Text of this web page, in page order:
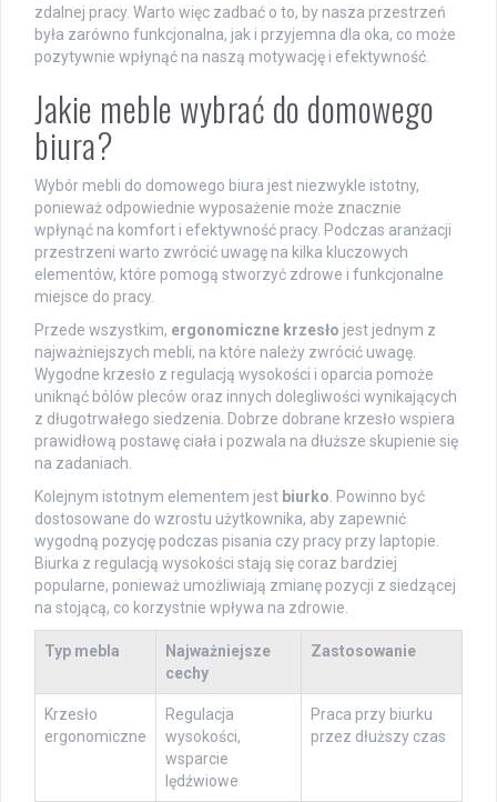
zdalnej pracy. Warto więc zadbać o to, by nasza przestrzeń
była zarówno funkcjonalna, jak i przyjemna dla oka, co może
pozytywnie wpłynąć na naszą motywację i efektywność.
Jakie meble wybrać do domowego
biura?
Wybór mebli do domowego biura jest niezwykle istotny,
ponieważ odpowiednie wyposażenie może znacznie
wpłynąć na komfort i efektywność pracy. Podczas aranżacji
przestrzeni warto zwrócić uwagę na kilka kluczowych
elementów, które pomogą stworzyć zdrowe i funkcjonalne
miejsce do pracy.
Przede wszystkim, ergonomiczne krzesło jest jednym z
najważniejszych mebli, na które należy zwrócić uwagę.
Wygodne krzesło z regulacją wysokości i oparcia pomoże
uniknąć bólów pleców oraz innych dolegliwości wynikających
z długotrwałego siedzenia. Dobrze dobrane krzesło wspiera
prawidłową postawę ciała i pozwala na dłuższe skupienie się
na zadaniach.
Kolejnym istotnym elementem jest biurko . Powinno być
dostosowane do wzrostu użytkownika, aby zapewnić
wygodną pozycję podczas pisania czy pracy przy laptopie.
Biurka z regulacją wysokości stają się coraz bardziej
popularne, ponieważ umożliwiają zmianę pozycji z siedzącej
na stojącą, co korzystnie wpływa na zdrowie.
Typ mebla
Najważniejsze
cechy
Zastosowanie
Krzesło
ergonomiczne
Regulacja
wysokości,
wsparcie
lędźwiowe
Praca przy biurku
przez dłuższy czas